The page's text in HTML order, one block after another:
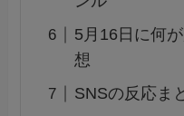
5月16日に何
想
SNSの反応ま